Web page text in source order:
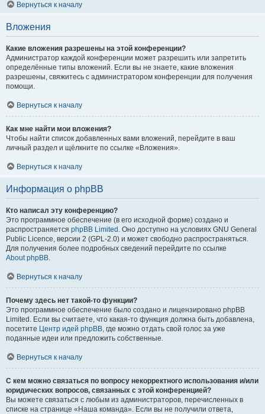
Вернуться к началу
Вложения
Какие вложения разрешены на этой конференции?
Администратор каждой конференции может разрешить или запретить
определённые типы вложений. Если вы не знаете, какие вложения
разрешены, свяжитесь с администратором конференции для получения
помощи.
Вернуться к началу
Как мне найти мои вложения?
Чтобы найти список добавленных вами вложений, перейдите в ваш
личный раздел и щёлкните по ссылке «Вложения».
Вернуться к началу
Информация о phpBB
Кто написал эту конференцию?
Это программное обеспечение (в его исходной форме) создано и
распространяется phpBB Limited . Оно доступно на условиях GNU General
Public Licence, версии 2 (GPL-2.0) и может свободно распространяться.
Для получения более подробных сведений перейдите по ссылке
About phpBB.
Вернуться к началу
Почему здесь нет такой-то функции?
Это программное обеспечение было создано и лицензировано phpBB
Limited. Если вы считаете, что какая-то функция должна быть добавлена,
посетите Центр идей phpBB, где можно отдать свой голос за уже
поданные идеи или предложить собственные.
Вернуться к началу
С кем можно связаться по вопросу некорректного использования и/или
юридических вопросов, связанных с этой конференцией?
Вы можете связаться с любым из администраторов, перечисленных в
списке на странице «Наша команда». Если вы не получили ответа,